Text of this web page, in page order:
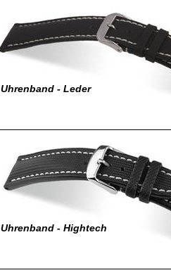
Uhrenband - Leder
Uhrenband - Hightech